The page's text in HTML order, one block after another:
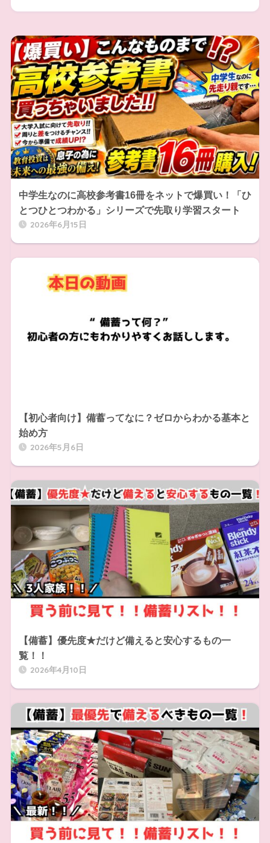
中学生なのに高校参考書16冊をネットで爆買い！「ひ
とつひとつわかる」シリーズで先取り学習スタート
2026年6月15日
【初心者向け】備蓄ってなに？ゼロからわかる基本と
始め方
2026年5月6日
【備蓄】優先度★だけど備えると安心するもの一
覧！！
2026年4月10日